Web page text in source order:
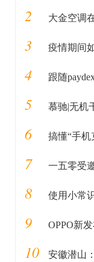
2 大金空调在
3 疫情期间如何
4 跟随paydex(V支付
5 慕驰|无机
6 搞懂“手机克隆”这
7 一五零受邀参
8 使用小常识
9 OPPO新发布高
10 安徽潜山：“